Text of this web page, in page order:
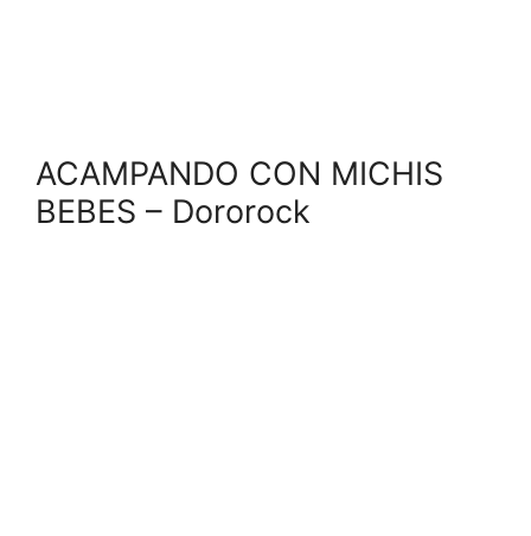
ACAMPANDO CON MICHIS
BEBES – Dororock